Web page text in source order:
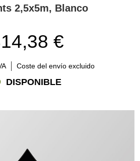
2,5x5m, Blanco
€
Coste del envío excluido
DISPONIBLE